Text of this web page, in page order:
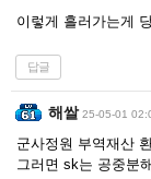
이렇게 흘러가는게
답글
해쌀 25-05-01
군사정원 부역재산
그러면 sk는 공중분